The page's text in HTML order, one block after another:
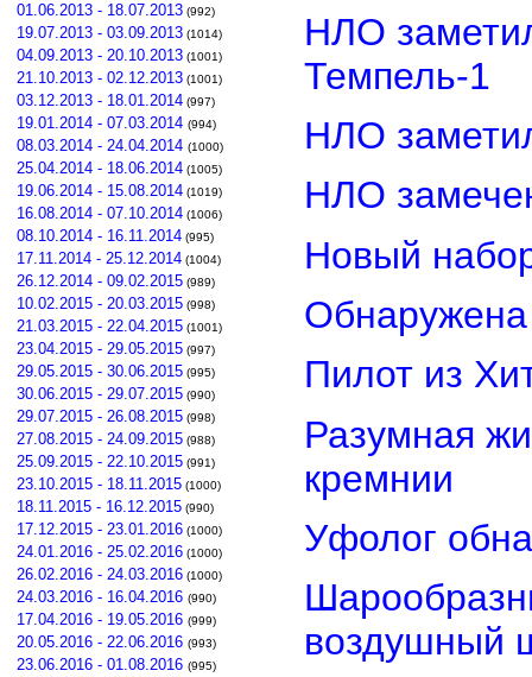
01.06.2013 - 18.07.2013 (992)
19.07.2013 - 03.09.2013 (1014)
04.09.2013 - 20.10.2013 (1001)
21.10.2013 - 02.12.2013 (1001)
03.12.2013 - 18.01.2014 (997)
19.01.2014 - 07.03.2014 (994)
08.03.2014 - 24.04.2014 (1000)
25.04.2014 - 18.06.2014 (1005)
19.06.2014 - 15.08.2014 (1019)
16.08.2014 - 07.10.2014 (1006)
08.10.2014 - 16.11.2014 (995)
17.11.2014 - 25.12.2014 (1004)
26.12.2014 - 09.02.2015 (989)
10.02.2015 - 20.03.2015 (998)
21.03.2015 - 22.04.2015 (1001)
23.04.2015 - 29.05.2015 (997)
29.05.2015 - 30.06.2015 (995)
30.06.2015 - 29.07.2015 (990)
29.07.2015 - 26.08.2015 (998)
27.08.2015 - 24.09.2015 (988)
25.09.2015 - 22.10.2015 (991)
23.10.2015 - 18.11.2015 (1000)
18.11.2015 - 16.12.2015 (990)
17.12.2015 - 23.01.2016 (1000)
24.01.2016 - 25.02.2016 (1000)
26.02.2016 - 24.03.2016 (1000)
24.03.2016 - 16.04.2016 (990)
17.04.2016 - 19.05.2016 (999)
20.05.2016 - 22.06.2016 (993)
23.06.2016 - 01.08.2016 (995)
НЛО
Темпель-1
НЛО
НЛО
Новый
Обнаружена
Пилот из
Разумная
кремнии
Уфолог
воздушный